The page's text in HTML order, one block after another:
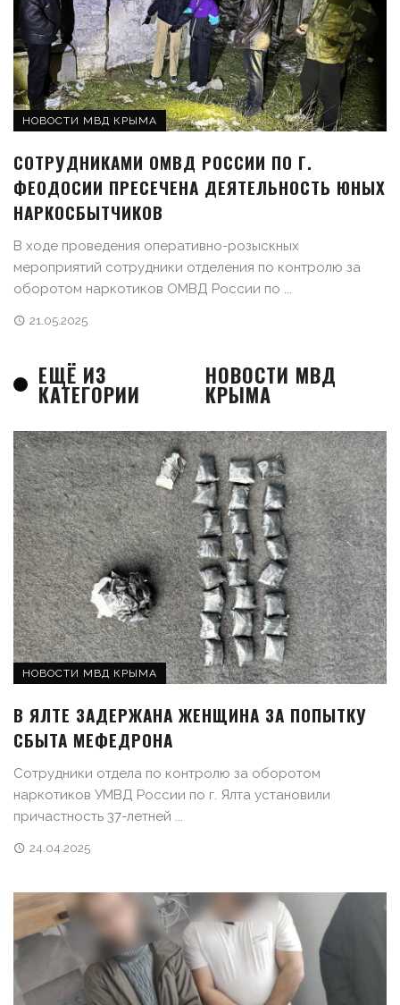
НОВОСТИ МВД КРЫМА
СОТРУДНИКАМИ ОМВД РОССИИ ПО Г.
ФЕОДОСИИ ПРЕСЕЧЕНА ДЕЯТЕЛЬНОСТЬ ЮНЫХ
НАРКОСБЫТЧИКОВ
В ходе проведения оперативно-розыскных
мероприятий сотрудники отделения по контролю за
оборотом наркотиков ОМВД России по ...
21.05.2025
ЕЩЁ ИЗ
КАТЕГОРИИ
НОВОСТИ МВД
КРЫМА
НОВОСТИ МВД КРЫМА
В ЯЛТЕ ЗАДЕРЖАНА ЖЕНЩИНА ЗА ПОПЫТКУ
СБЫТА МЕФЕДРОНА
Сотрудники отдела по контролю за оборотом
наркотиков УМВД России по г. Ялта установили
причастность 37-летней ...
24.04.2025